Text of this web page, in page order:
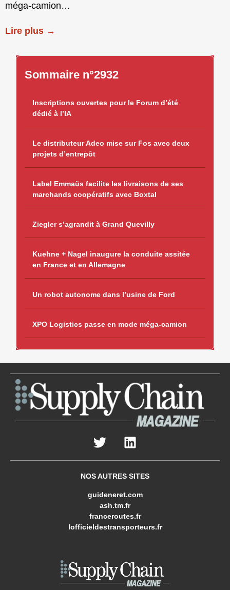
Sommaire n°2932
Inscriptions ouvertes pour le Forum d’été
dédié à l’IA
Le distributeur Adeo mise sur Fos avec deux
projets d’entrepôt
Label Emmaüs facilite les livraisons de ses
marchands coopératifs avec Boxtal
Ziegler s’agrandit à Grand Quevilly
Kuehne + Nagel inaugure la conduite assitée
en France et en Allemagne
Un robot autonome dans l’usine de Ford
XPO Logistics passe en mode méga-camion
méga-camion…
Lire plus →
NOS AUTRES SITES
guideneret.com
ash.tm.fr
franceroutes.fr
lofficieldestransporteurs.fr